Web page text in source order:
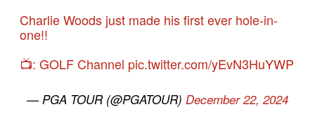
Charlie Woods just made his first ever hole-in-
one!!
📺: GOLF Channel pic.twitter.com/yEvN3HuYWP
— PGA TOUR (@PGATOUR) December 22, 2024